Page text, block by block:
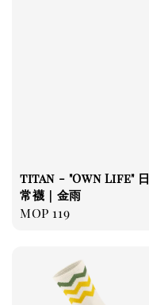
titan - "Own Life" 日
常襪｜金雨
Regular
MOP 119